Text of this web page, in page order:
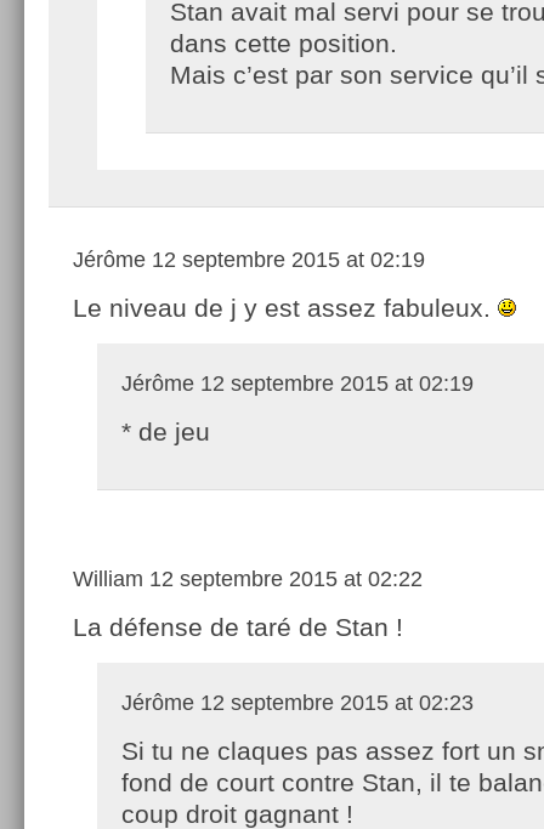
Stan avait mal servi pour se
dans cette position.
Mais c’est par son service qu’il
Jérôme 12 septembre 2015 at 02:19
Le niveau de j y est assez fabuleux.
Jérôme 12 septembre 2015 at 02:19
* de jeu
William 12 septembre 2015 at 02:22
La défense de taré de Stan !
Jérôme 12 septembre 2015 at 02:23
Si tu ne claques pas assez fort un
fond de court contre Stan, il te
coup droit gagnant !